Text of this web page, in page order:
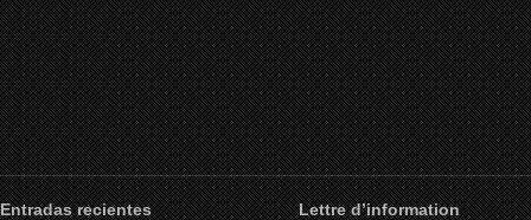
Entradas recientes Lettre d’information